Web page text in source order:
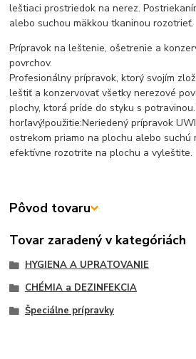
leštiaci prostriedok na nerez.
alebo suchou mäkkou tkaninou rozotrieť.
Prípravok na leštenie, ošetrenie a
povrchov.
Profesionálny prípravok, ktorý svojím
leštiť a konzervovať všetky nerezové
plochy, ktorá príde do styku s
horľavý!použitie:Neriedený prípravok
ostrekom priamo na plochu alebo suchú
efektívne rozotrite na plochu a vyleštite.
Pôvod tovaru
Tovar zaradený v kategóriách
HYGIENA A UPRATOVANIE
CHÉMIA a DEZINFEKCIA
Špeciálne prípravky